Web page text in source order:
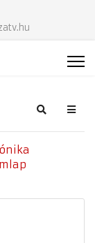
Search